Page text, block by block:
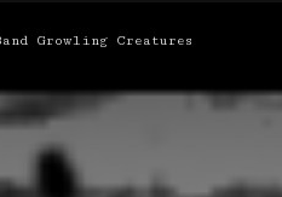
Growling Creatures